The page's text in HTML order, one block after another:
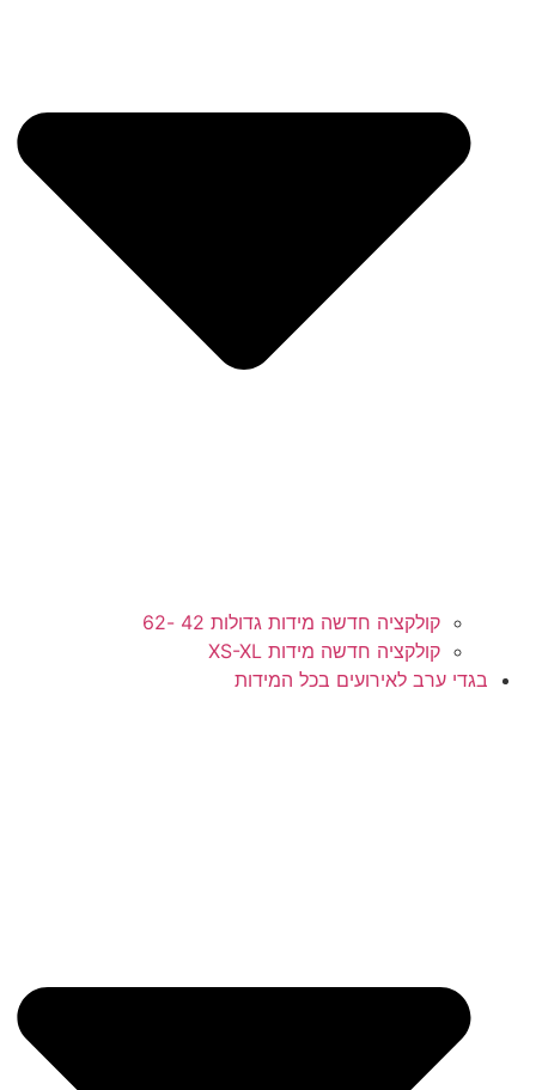
קולקציה חדשה מידות גדולות 42 -62
קולקציה חדשה מידות XS-XL
בגדי ערב לאירועים בכל המידות